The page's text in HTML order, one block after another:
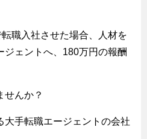
職入社させた場合、人材を
ェントへ、180万円の報酬
せんか？
大手転職エージェントの会社